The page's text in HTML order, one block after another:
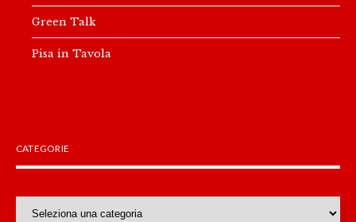
Green Talk
Pisa in Tavola
CATEGORIE
Categorie